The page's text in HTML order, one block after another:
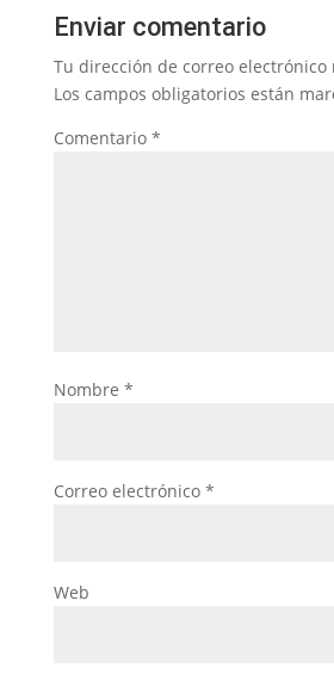
Enviar comentario
Tu dirección de correo electrónico
Los campos obligatorios están
Comentario *
Nombre *
Correo electrónico *
Web